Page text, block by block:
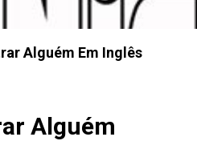
Alguém Em Inglês
Alguém